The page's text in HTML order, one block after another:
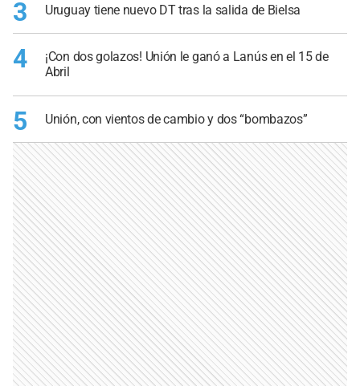
3 Uruguay tiene nuevo DT tras la salida de Bielsa
4
¡Con dos golazos! Unión le ganó a Lanús en el 15 de
Abril
5 Unión, con vientos de cambio y dos “bombazos”